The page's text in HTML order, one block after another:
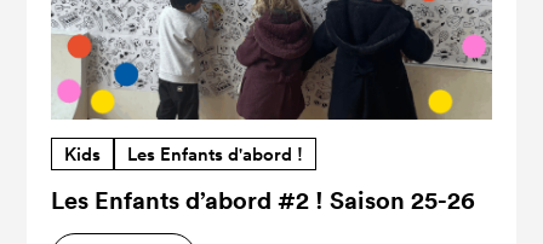
Kids Les Enfants d'abord !
Les Enfants d’abord #2 ! Saison 25-26